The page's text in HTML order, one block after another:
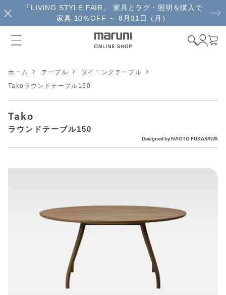
「LIVING STYLE FAIR」 家具とラグ・照明を購入で
家具 10％OFF ～ 8月31日（月）
ホーム テーブル
ダイニングテーブル
Takoラウンドテーブル150
Tako
ラウンドテーブル150
Designed byNAOTO FUKASAWA